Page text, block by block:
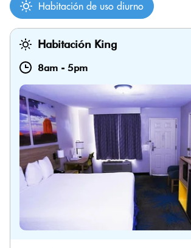
Habitación de uso diurno
Habitación King
8am - 5pm